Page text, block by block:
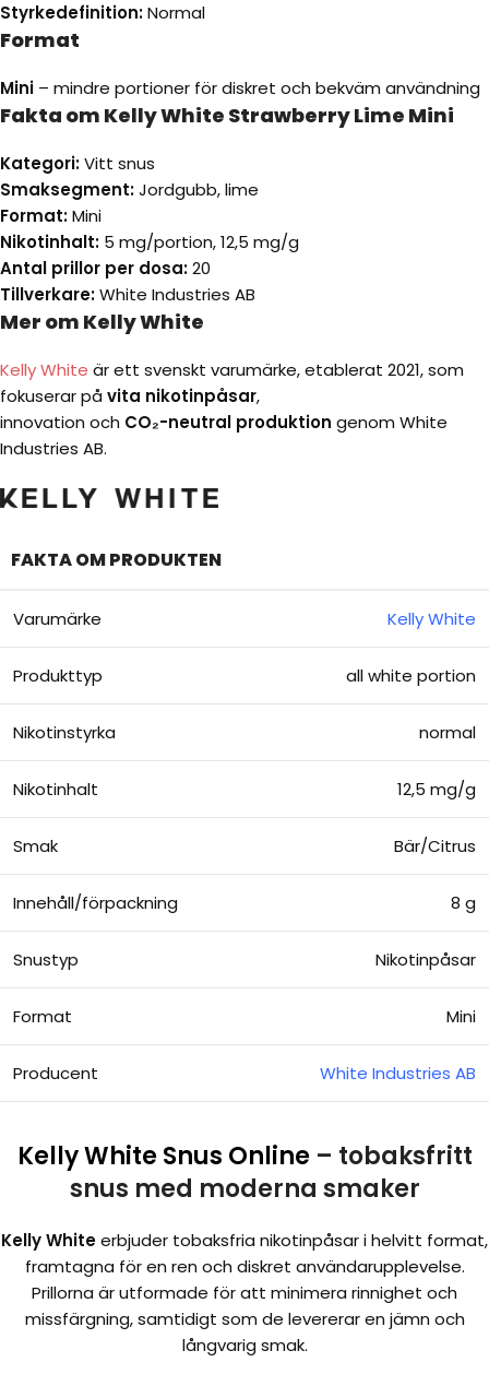
Styrkedefinition:Normal
Format
Mini – mindre portioner för diskret och bekväm användning
Fakta om Kelly White Strawberry Lime Mini
Kategori:Vitt snus
Smaksegment:Jordgubb, lime
Format:Mini
Nikotinhalt: 5 mg/portion, 12,5 mg/g
Antal prillor per dosa:20
Tillverkare:White Industries AB
Mer om Kelly White
Kelly White är ett svenskt varumärke, etablerat 2021, som
fokuserar på vita nikotinpåsar,
innovation och CO₂-neutral produktion genom White
Industries AB.
FAKTA OM PRODUKTEN
Varumärke Kelly White
Produkttyp all white portion
Nikotinstyrka normal
Nikotinhalt 12,5 mg/g
Smak Bär/Citrus
Innehåll/förpackning 8 g
Snustyp Nikotinpåsar
Format Mini
Producent White Industries AB
Kelly White Snus Online– tobaksfritt
snus med moderna smaker
Kelly Whiteerbjuder tobaksfria nikotinpåsar i helvitt format,
framtagna för en ren och diskret användarupplevelse.
Prillorna är utformade för att minimera rinnighet och
missfärgning, samtidigt som de levererar en jämn och
långvarig smak.